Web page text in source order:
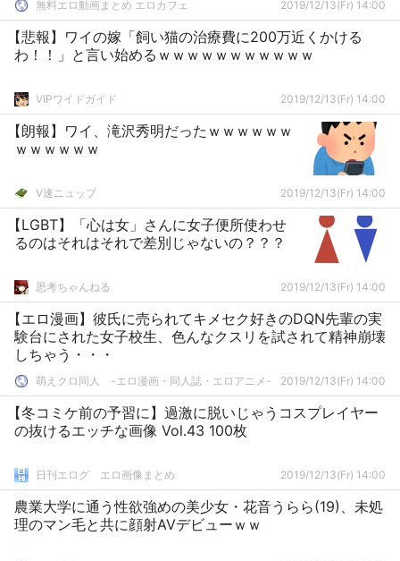
無料エロ動画まとめ エロカフェ 2019/12/13(Fr) 14:00
【悲報】ワイの嫁「飼い猫の治療費に200万近くかける
わ！！」と言い始めるｗｗｗｗｗｗｗｗｗｗｗ
VIPワイドガイド 2019/12/13(Fr) 14:00
【朗報】ワイ、滝沢秀明だったｗｗｗｗｗｗ
ｗｗｗｗｗｗ
V速ニュップ 2019/12/13(Fr) 14:00
【LGBT】「心は女」さんに女子便所使わせ
るのはそれはそれで差別じゃないの？？？
思考ちゃんねる 2019/12/13(Fr) 14:00
【エロ漫画】彼氏に売られてキメセク好きのDQN先輩の実
験台にされた女子校生、色んなクスリを試されて精神崩壊
しちゃう・・・
萌えクロ同人 -エロ漫画・同人誌・エロアニメ- 2019/12/13(Fr) 14:00
【冬コミケ前の予習に】過激に脱いじゃうコスプレイヤー
の抜けるエッチな画像 Vol.43 100枚
日刊エログ エロ画像まとめ 2019/12/13(Fr) 14:00
農業大学に通う性欲強めの美少女・花音うらら(19)、未処
理のマン毛と共に顔射AVデビューｗｗ